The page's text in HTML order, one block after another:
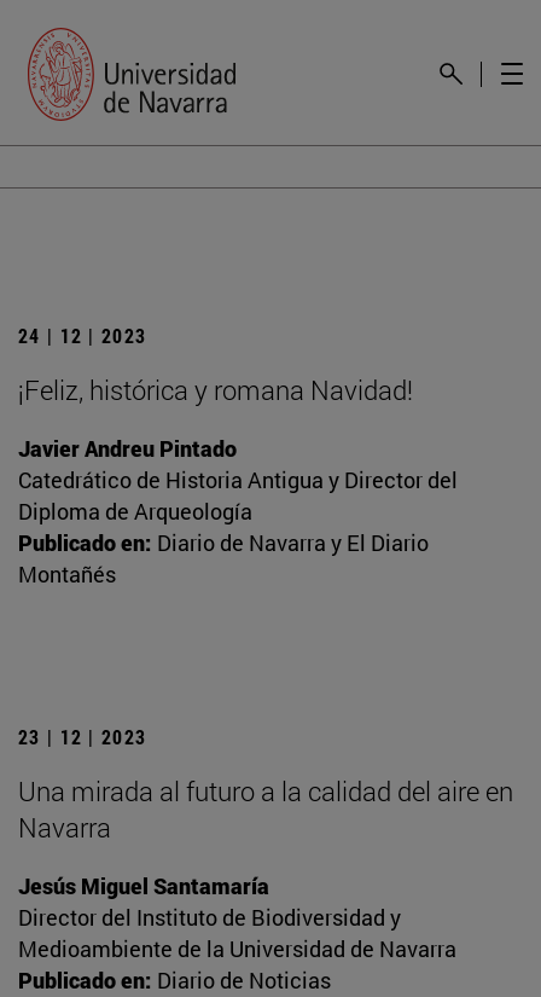
24 | 12 | 2023
¡Feliz, histórica y romana Navidad!
Javier Andreu Pintado
Catedrático de Historia Antigua y Director del
Diploma de Arqueología
Publicado en: Diario de Navarra y El Diario
Montañés
23 | 12 | 2023
Una mirada al futuro a la calidad del aire en
Navarra
Jesús Miguel Santamaría
Director del Instituto de Biodiversidad y
Medioambiente de la Universidad de Navarra
Publicado en: Diario de Noticias